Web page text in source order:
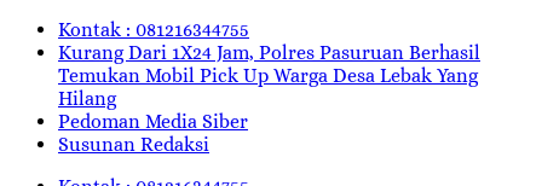
Kontak : 081216344755
Kurang Dari 1X24 Jam, Polres Pasuruan Berhasil
Temukan Mobil Pick Up Warga Desa Lebak Yang
Hilang
Pedoman Media Siber
Susunan Redaksi